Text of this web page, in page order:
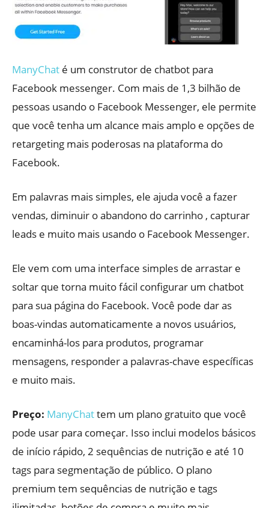
ManyChat é um construtor de chatbot para
Facebook messenger. Com mais de 1,3 bilhão de
pessoas usando o Facebook Messenger, ele permite
que você tenha um alcance mais amplo e opções de
retargeting mais poderosas na plataforma do
Facebook.
Em palavras mais simples, ele ajuda você a fazer
vendas, diminuir o abandono do carrinho , capturar
leads e muito mais usando o Facebook Messenger.
Ele vem com uma interface simples de arrastar e
soltar que torna muito fácil configurar um chatbot
para sua página do Facebook. Você pode dar as
boas-vindas automaticamente a novos usuários,
encaminhá-los para produtos, programar
mensagens, responder a palavras-chave específicas
e muito mais.
Preço: ManyChattem um plano gratuito que você
pode usar para começar. Isso inclui modelos básicos
de início rápido, 2 sequências de nutrição e até 10
tags para segmentação de público. O plano
premium tem sequências de nutrição e tags